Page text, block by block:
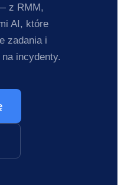
z RMM,
AI, które
zadania i
incydenty.